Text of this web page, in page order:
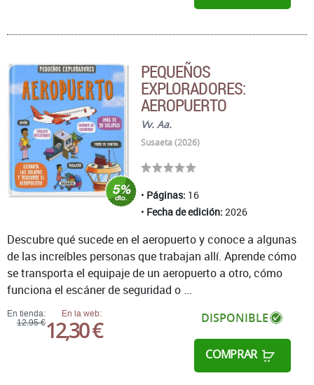
PEQUEÑOS
EXPLORADORES:
AEROPUERTO
Vv. Aa.
Susaeta (2026)
Páginas: 16
Fecha de edición: 2026
En tienda:
12,95 €
En la web:
12,30 € DISPONIBLE
COMPRAR
Descubre qué sucede en el aeropuerto y conoce a algunas
de las increíbles personas que trabajan allí. Aprende cómo
se transporta el equipaje de un aeropuerto a otro, cómo
funciona el escáner de seguridad o ...